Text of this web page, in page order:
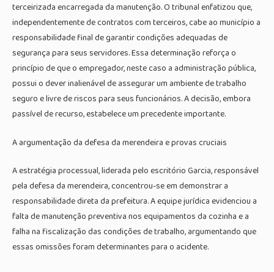
terceirizada encarregada da manutenção. O tribunal enfatizou que,
independentemente de contratos com terceiros, cabe ao município a
responsabilidade final de garantir condições adequadas de
segurança para seus servidores. Essa determinação reforça o
princípio de que o empregador, neste caso a administração pública,
possui o dever inalienável de assegurar um ambiente de trabalho
seguro e livre de riscos para seus funcionários. A decisão, embora
passível de recurso, estabelece um precedente importante.
A argumentação da defesa da merendeira e provas cruciais
A estratégia processual, liderada pelo escritório Garcia, responsável
pela defesa da merendeira, concentrou-se em demonstrar a
responsabilidade direta da prefeitura. A equipe jurídica evidenciou a
falta de manutenção preventiva nos equipamentos da cozinha e a
falha na fiscalização das condições de trabalho, argumentando que
essas omissões foram determinantes para o acidente.